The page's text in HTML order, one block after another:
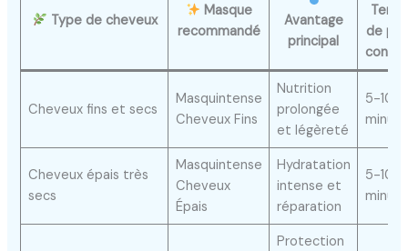
Type de cheveux
Masque
recommandé
Avantage
principal
de
Cheveux fins et secs
Masquintense
Cheveux Fins
Nutrition
prolongée
et légèreté
5-10
Cheveux épais très
secs
Masquintense
Cheveux
Épais
Hydratation
intense et
réparation
5-10
Protection